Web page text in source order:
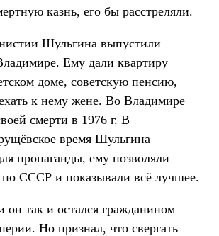
казнь, его бы расстреляли.
Шульгина выпустили
Ему дали квартиру
доме, советскую пенсию,
к нему жене. Во Владимире
смерти в 1976 г. В
время Шульгина
пропаганды, ему позволяли
по СССР и показывали всё лучшее.
он так и остался гражданином
Но признал, что свергать